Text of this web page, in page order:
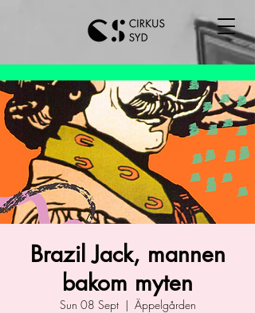
Brazil Jack, mannen
bakom myten
Sun 08 Sept
  |
Äppelgården